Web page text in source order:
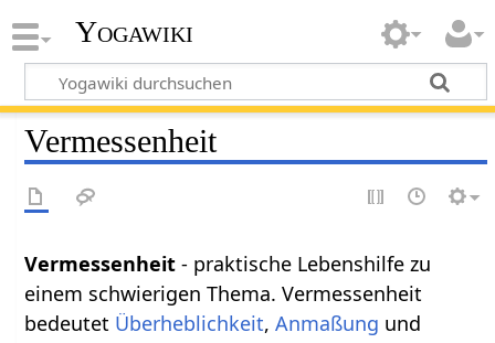
Yogawiki
Vermessenheit
Vermessenheit- praktische Lebenshilfe zu
einem schwierigen Thema. Vermessenheit
bedeutet Überheblichkeit,Anmaßung und